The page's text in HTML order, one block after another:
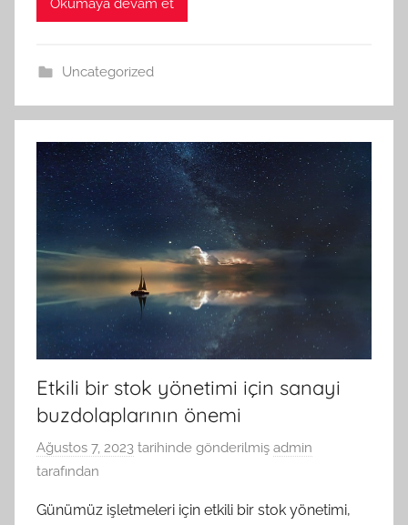
Okumaya devam et
Uncategorized
Etkili bir stok yönetimi için sanayi
buzdolaplarının önemi
Ağustos 7, 2023 tarihinde gönderilmiş admin
tarafından
Günümüz işletmeleri için etkili bir stok yönetimi,